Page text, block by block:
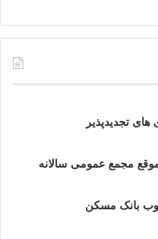
تجدیدپذیر
مجمع عمومی سالانه
بانک مسکن